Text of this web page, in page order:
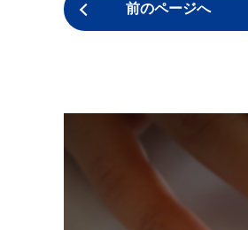
前のページへ